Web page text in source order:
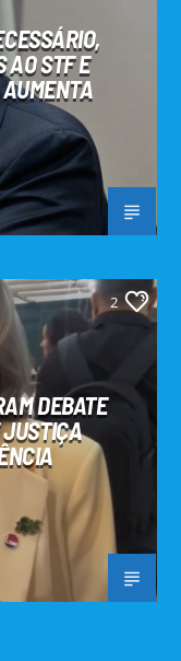
AO STF E
AUMENTA
2
DEBATE
JUSTIÇA